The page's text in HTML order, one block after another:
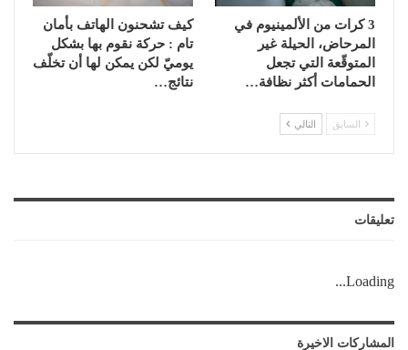
3 كرات من الألمينيوم في
المرحاض، الحيلة غير
المتوقّعة التي تجعل
الحمامات أكثر نظافة…
كيف تشحنون الهاتف بأمان
تام : حركة نقوم بها بشكل
يوميّ لكن يمكن لها أن تخلّف
نتائج…
السابق التالي
تعليقات
Loading...
المشاركات الاخيرة